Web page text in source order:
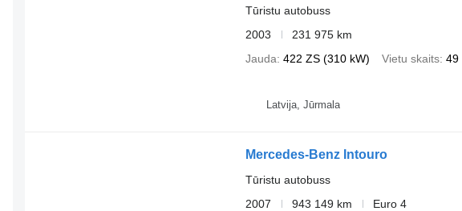
Tūristu autobuss
2003
231 975 km
Jauda 422 ZS (310 kW) Vietu skaits 49
Latvija, Jūrmala
Mercedes-Benz Intouro
Tūristu autobuss
2007
943 149 km
Euro 4